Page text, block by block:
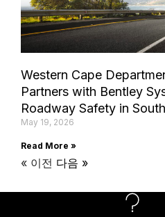
Western Cape
Partners with Bentley
Roadway Safety in
May 19, 2026
Read More »
« 이전 다음 »